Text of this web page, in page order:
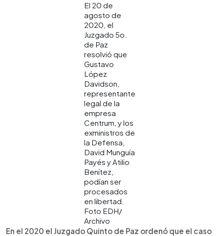
El 20 de
agosto de
2020, el
Juzgado 5o.
de Paz
resolvió que
Gustavo
López
Davidson,
representante
legal de la
empresa
Centrum, y los
exministros de
la Defensa,
David Munguía
Payés y Atilio
Benítez,
podían ser
procesados
en libertad.
Foto EDH/
Archivo
En el 2020 el Juzgado Quinto de Paz ordenó que el caso